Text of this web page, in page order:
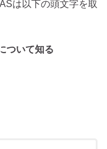
は以下の頭文字を取
ついて知る